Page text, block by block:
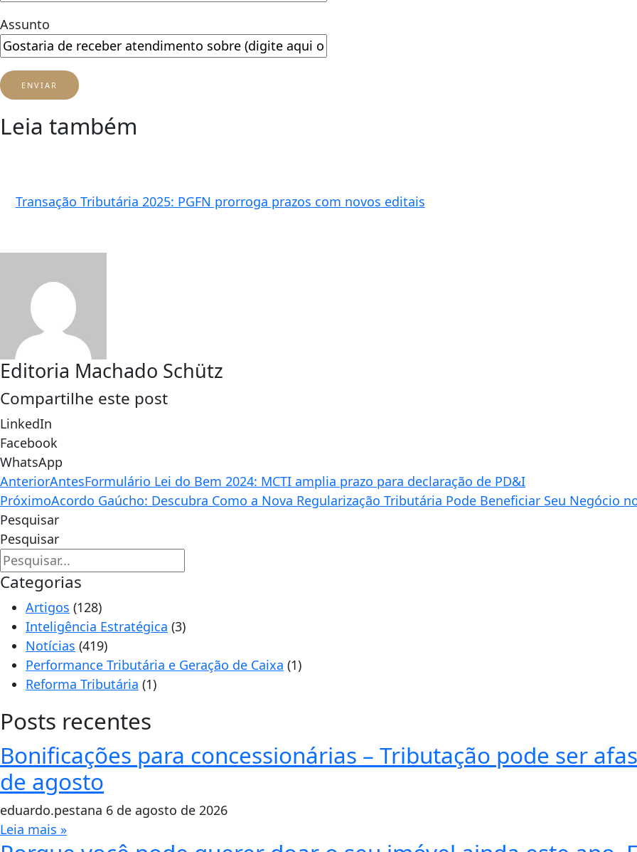
Assunto
Leia também
Transação Tributária 2025: PGFN prorroga prazos com novos editais
Editoria Machado Schütz
Compartilhe este post
LinkedIn
Facebook
WhatsApp
AnteriorAntesFormulário Lei do Bem 2024: MCTI amplia prazo para declaração de PD&I
PróximoAcordo Gaúcho: Descubra Como a Nova Regularização Tributária Pode Beneficiar Seu Negócio
Pesquisar
Pesquisar
Categorias
Artigos (128)
Inteligência Estratégica (3)
Notícias (419)
Performance Tributária e Geração de Caixa (1)
Reforma Tributária (1)
Posts recentes
Bonificações para concessionárias – Tributação pode ser
de agosto
eduardo.pestana 6 de agosto de 2026
Leia mais »